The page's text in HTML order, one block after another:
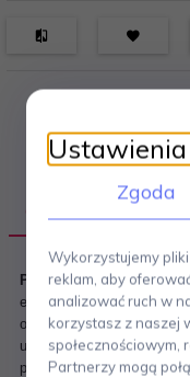
Popielniczka CONTAS
elegancki dodatek do
ogrodzie. Wyposażona w
umożliwia wygodne
po naciśnięciu uchwytu.
Zgoda
Wykorzystujemy
reklam, aby
analizować ruch w
korzystasz z naszej
społecznościowym,
Partnerzy mogą